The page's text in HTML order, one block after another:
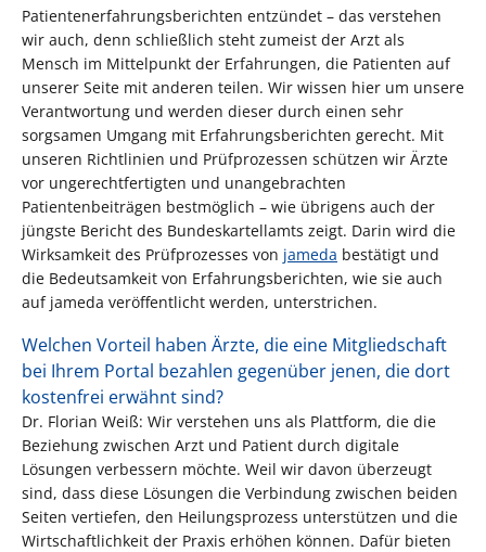
Patientenerfahrungsberichten entzündet – das verstehen
wir auch, denn schließlich steht zumeist der Arzt als
Mensch im Mittelpunkt der Erfahrungen, die Patienten auf
unserer Seite mit anderen teilen. Wir wissen hier um unsere
Verantwortung und werden dieser durch einen sehr
sorgsamen Umgang mit Erfahrungsberichten gerecht. Mit
unseren Richtlinien und Prüfprozessen schützen wir Ärzte
vor ungerechtfertigten und unangebrachten
Patientenbeiträgen bestmöglich – wie übrigens auch der
jüngste Bericht des Bundeskartellamts zeigt. Darin wird die
Wirksamkeit des Prüfprozesses von jameda bestätigt und
die Bedeutsamkeit von Erfahrungsberichten, wie sie auch
auf jameda veröffentlicht werden, unterstrichen.
Welchen Vorteil haben Ärzte, die eine Mitgliedschaft
bei Ihrem Portal bezahlen gegenüber jenen, die dort
kostenfrei erwähnt sind?
Dr. Florian Weiß: Wir verstehen uns als Plattform, die die
Beziehung zwischen Arzt und Patient durch digitale
Lösungen verbessern möchte. Weil wir davon überzeugt
sind, dass diese Lösungen die Verbindung zwischen beiden
Seiten vertiefen, den Heilungsprozess unterstützen und die
Wirtschaftlichkeit der Praxis erhöhen können. Dafür bieten